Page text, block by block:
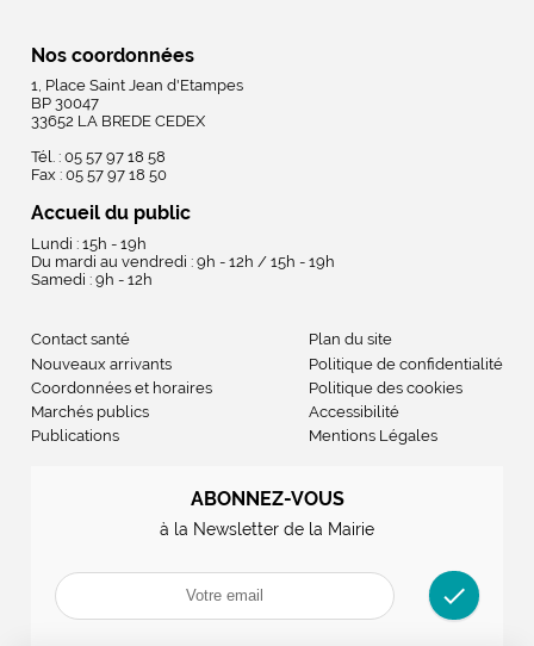
Nos coordonnées
1, Place Saint Jean d'Etampes
BP 30047
33652 LA BREDE CEDEX
Tél. : 05 57 97 18 58
Fax : 05 57 97 18 50
Accueil du public
Lundi : 15h - 19h
Du mardi au vendredi : 9h - 12h / 15h - 19h
Samedi : 9h - 12h
Contact santé
Nouveaux arrivants
Coordonnées et horaires
Marchés publics
Publications
Plan du site
Politique de confidentialité
Politique des cookies
Accessibilité
Mentions Légales
ABONNEZ-VOUS
à la Newsletter de la Mairie
check